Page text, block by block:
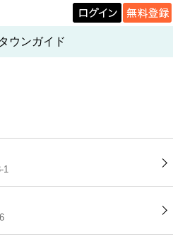
ウンガイド
1